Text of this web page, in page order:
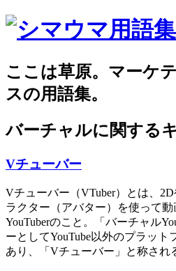
ここは草原。マーケ
スの用語集。
バーチャルに関する
Vチューバー
Vチューバー（VTuber）とは、
ラクター（アバター）を使って動
YouTuberのこと。「バーチャル
ーとしてYouTube以外のプラット
あり、「Vチューバー」と称さ